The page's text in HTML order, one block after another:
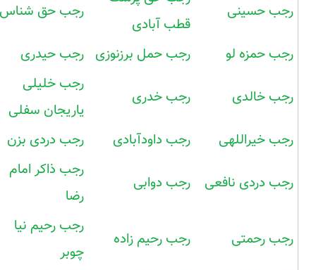
رجب حسینی
قطب آبادی
رجب حق شناس
رجب حمزه لو رجب حمل برزنوزی رجب حیدری
رجب خالدی رجب خدری
رجب خلیلی
یاریجان سفلی
رجب خیراللهی
رجب داودآبادی رجب دردی بزن
رجب دردی نافعی رجب دوابی
رجب ذاکر امام
رضا
رجب رحمتی رجب رحیم زاده
رجب رحیم نیا
چوبر